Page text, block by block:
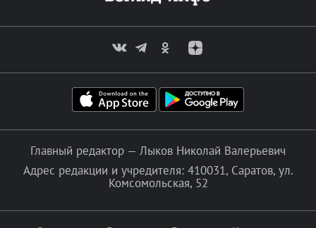
Главный редактор — Лыков Николай Валерьевич
Адрес редакции и учредителя: 410031, Саратов, ул.
Комсомольская, 52